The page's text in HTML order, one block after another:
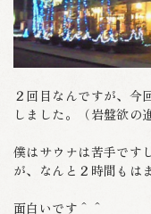
２回目なんですが、今
しました。（岩盤欲の
僕はサウナは苦手です
が、なんと２時間もは
面白いです＾＾